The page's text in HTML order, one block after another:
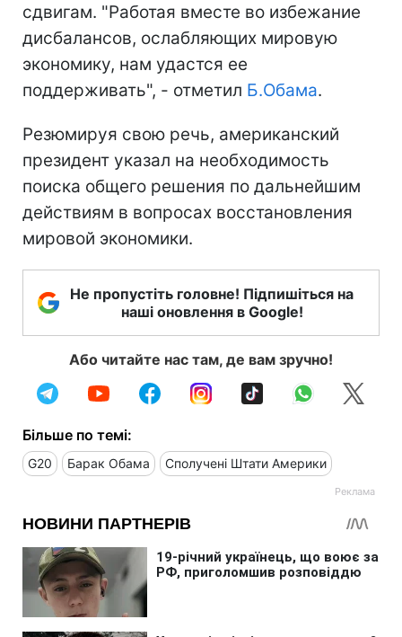
сдвигам. "Работая вместе во избежание
дисбалансов, ослабляющих мировую
экономику, нам удастся ее
поддерживать", - отметил Б.Обама.
Резюмируя свою речь, американский
президент указал на необходимость
поиска общего решения по дальнейшим
действиям в вопросах восстановления
мировой экономики.
Не пропустіть головне! Підпишіться на
наші оновлення в Google!
Або читайте нас там, де вам зручно!
Більше по темі:
G20 Барак Обама Сполучені Штати Америки